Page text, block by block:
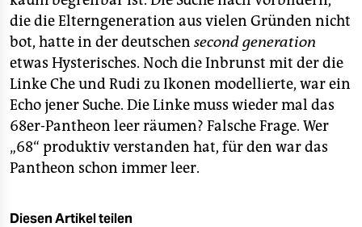
die die Elterngeneration aus vielen Gründen nicht
bot, hatte in der deutschen second generation
etwas Hysterisches. Noch die Inbrunst mit der die
Linke Che und Rudi zu Ikonen modellierte, war ein
Echo jener Suche. Die Linke muss wieder mal das
68er-Pantheon leer räumen? Falsche Frage. Wer
„68“ produktiv verstanden hat, für den war das
Pantheon schon immer leer.
Diesen Artikel teilen